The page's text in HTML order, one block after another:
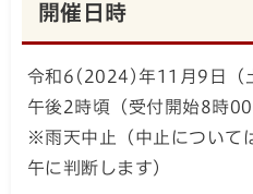
開催日時
令和6(2024)年11月9日（
午後2時頃（受付開始8時00
※雨天中止（中止について
午に判断します）